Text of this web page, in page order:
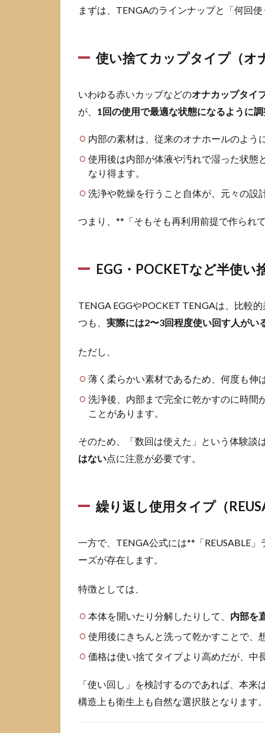
い捨て系
し使用タイ
シリーズ）
の特徴
袋で多い
「TENGA
使い回
問パター
2.1
使い
とい
う回
数の
洗え
丈
夫？
方と
につ
安
ドー
ムを
れば
心？
とい
う誤
腹
かゆ
まずは、TENGAのラインナップと「何回
使い捨てカップタイプ（オ
いわゆる赤いカップなどのオナカップタイ
が、 1回の使用で最適な状態になるように
内部の素材は、従来のオナホールのよう
使用後は内部が体液や汚れで湿った状態
なり得ます。
洗浄や乾燥を行うこと自体が、元々の設
つまり、**「そもそも再利用前提で作られ
EGG・POCKETなど半使い
TENGA EGGやPOCKET TENGAは、比較
つも、 実際には2〜3回程度使い回す人がい
ただし、
薄く柔らかい素材であるため、何度も伸
洗浄後、内部まで完全に乾かすのに時間
ことがあります。
そのため、「数回は使えた」という体験談
はない点に注意が必要です。
繰り返し使用タイプ（
一方で、TENGA公式には**「REUSABLE
ーズが存在します。
特徴としては、
本体を開いたり分解したりして、 内部を
使用後にきちんと洗って乾かすことで、
価格は使い捨てタイプより高めだが、中
「使い回し」を検討するのであれば、本来
構造上も衛生上も自然な選択肢となります。